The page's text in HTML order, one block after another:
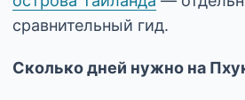
сравнительный гид.
Сколько дней нужно на